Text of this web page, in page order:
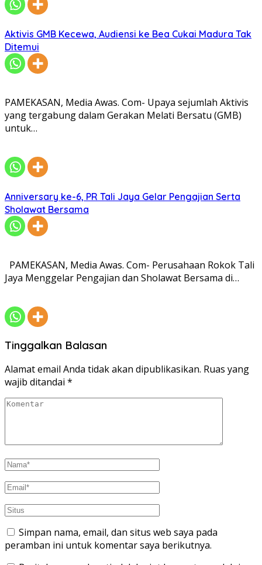
Aktivis GMB Kecewa, Audiensi ke Bea Cukai Madura Tak
Ditemui
PAMEKASAN, Media Awas. Com- Upaya sejumlah Aktivis
yang tergabung dalam Gerakan Melati Bersatu (GMB)
untuk…
Anniversary ke-6, PR Tali Jaya Gelar Pengajian Serta
Sholawat Bersama
PAMEKASAN, Media Awas. Com- Perusahaan Rokok Tali
Jaya Menggelar Pengajian dan Sholawat Bersama di…
Tinggalkan Balasan
Alamat email Anda tidak akan dipublikasikan. Ruas yang
wajib ditandai *
Simpan nama, email, dan situs web saya pada
peramban ini untuk komentar saya berikutnya.